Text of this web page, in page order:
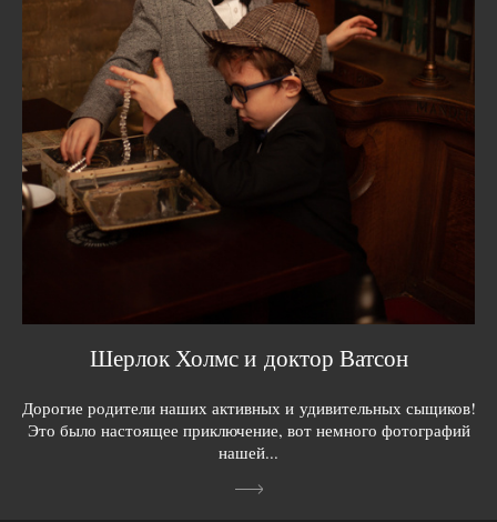
Шерлок Холмс и доктор Ватсон
Дорогие родители наших активных и удивительных сыщиков!
Это было настоящее приключение, вот немного фотографий
нашей...